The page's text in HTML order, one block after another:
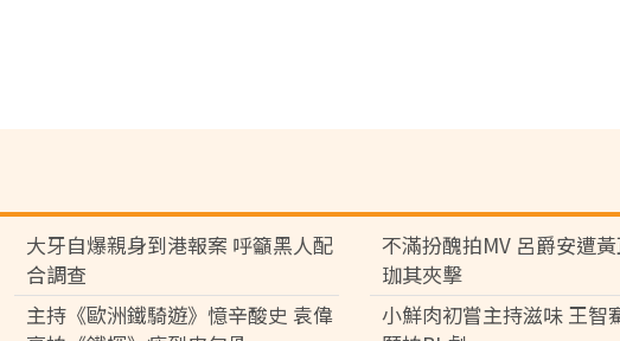
大牙自爆親身到港報案 呼籲黑人配
合調查
不滿扮醜拍MV 呂爵安遭
珈其夾擊
主持《歐洲鐵騎遊》憶辛酸史 袁偉
小鮮肉初嘗主持滋味 王智